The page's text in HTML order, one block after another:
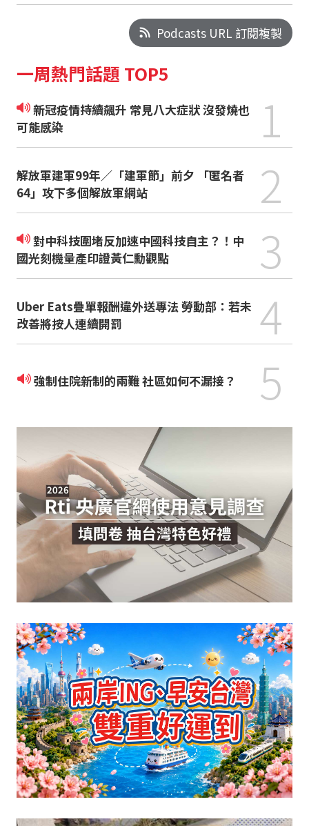
Podcasts URL 訂閱複製
一周熱門話題 TOP5
新冠疫情持續飆升 常見八大症狀 沒發燒也
可能感染
1
解放軍建軍99年／「建軍節」前夕 「匿名者
64」攻下多個解放軍網站
2
對中科技圍堵反加速中國科技自主？！中
國光刻機量產印證黃仁勳觀點
3
Uber Eats疊單報酬違外送專法 勞動部：若未
改善將按人連續開罰
4
強制住院新制的兩難 社區如何不漏接？ 5